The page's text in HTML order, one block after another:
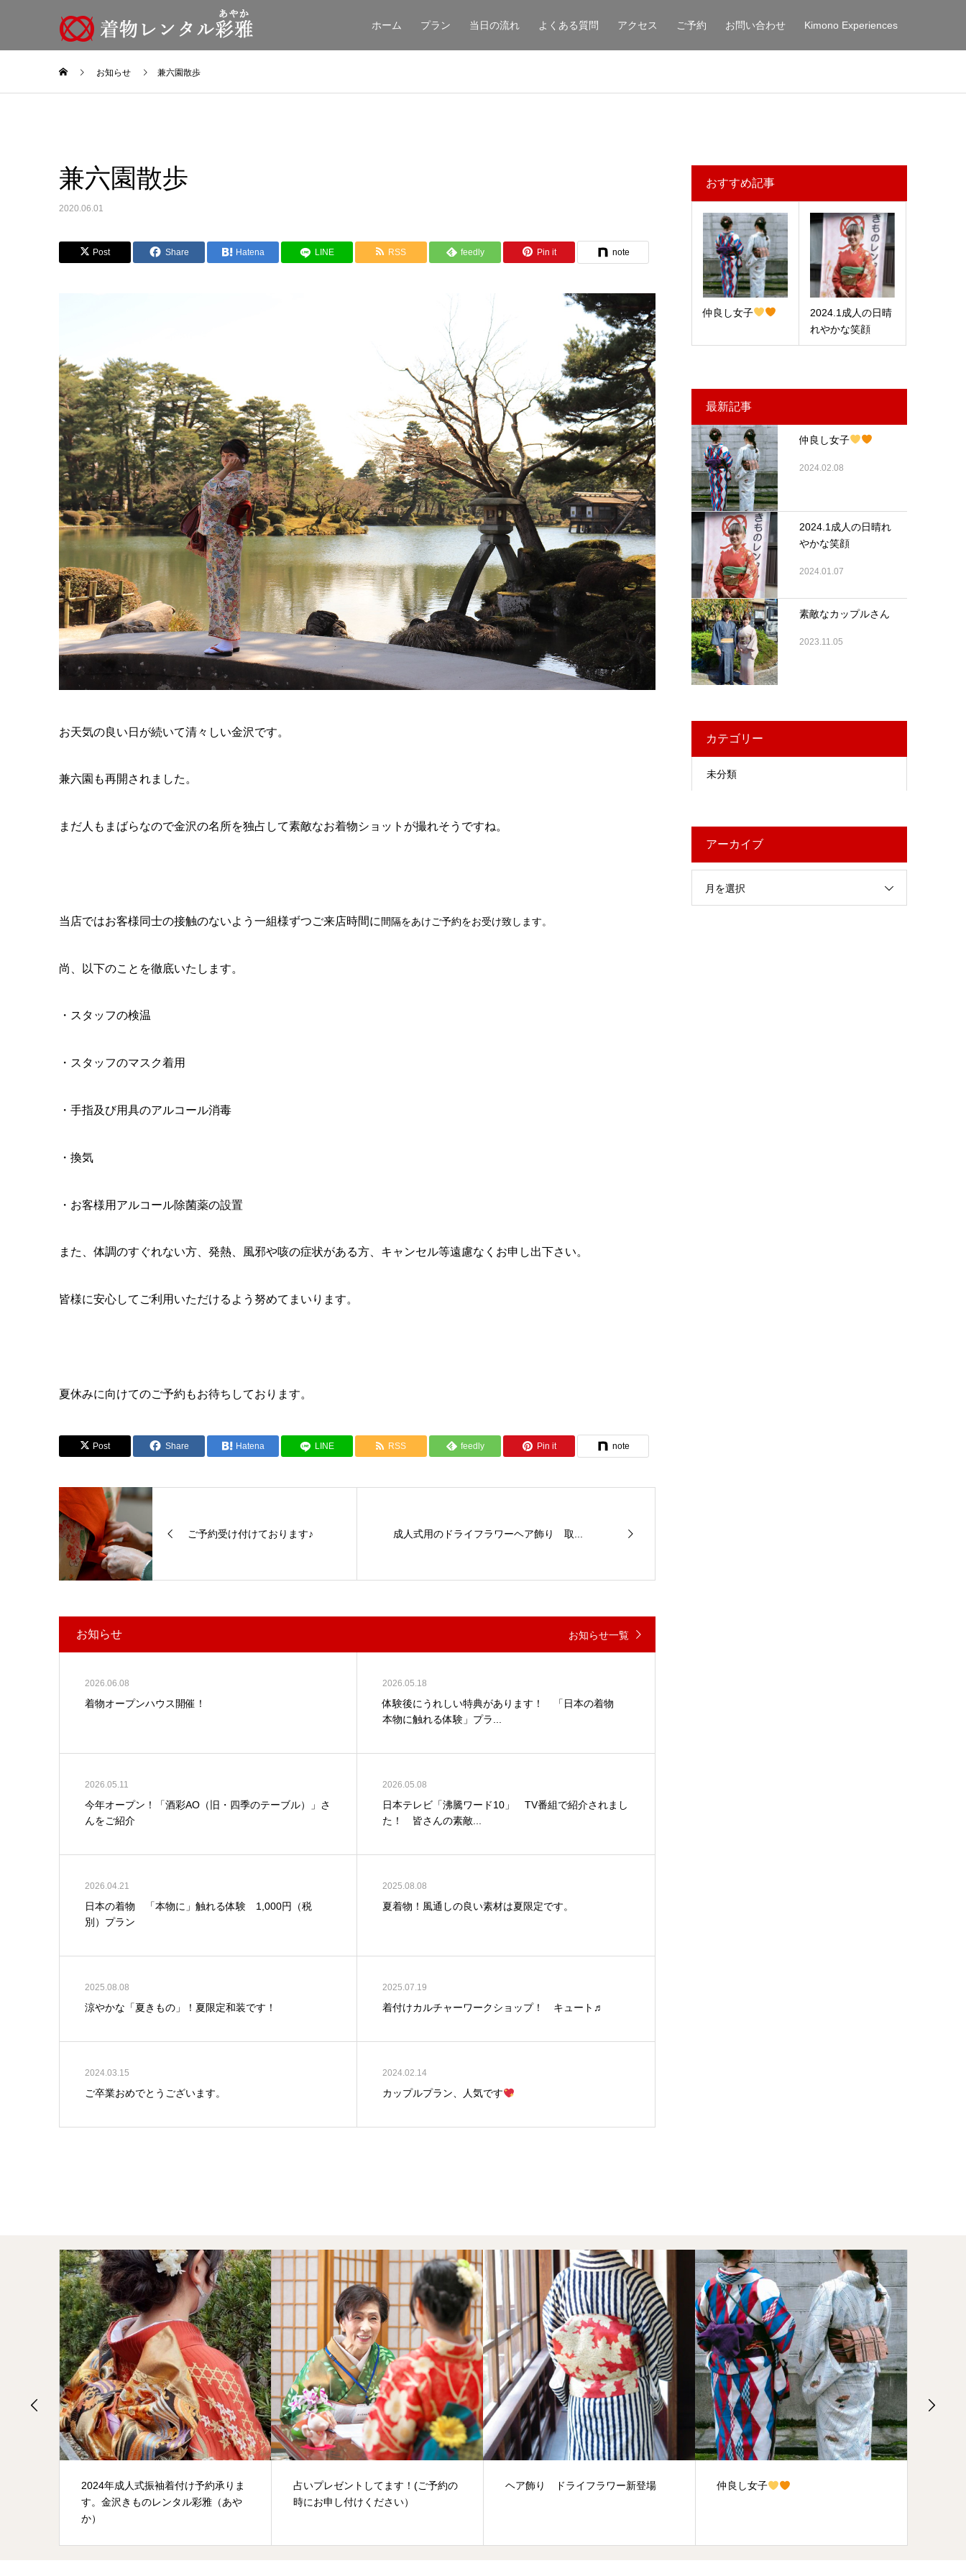
ホーム プラン 当日の流れ よくある質問 アクセス ご予約 お問い合わせ Kimono Experiences
お知らせ 兼六園散歩
兼六園散歩
2020.06.01
Post Share Hatena LINE RSS feedly Pin it note
お天気の良い日が続いて清々しい金沢です。
兼六園も再開されました。
まだ人もまばらなので金沢の名所を独占して素敵なお着物ショットが撮れそうですね。
当店ではお客様同士の接触のないよう一組様ずつご来店時間に間隔をあけご予約をお受け致します。
尚、以下のことを徹底いたします。
・スタッフの検温
・スタッフのマスク着用
・手指及び用具のアルコール消毒
・換気
・お客様用アルコール除菌薬の設置
また、体調のすぐれない方、発熱、風邪や咳の症状がある方、キャンセル等遠慮なくお申し出下さい。
皆様に安心してご利用いただけるよう努めてまいります。
夏休みに向けてのご予約もお待ちしております。
Post Share Hatena LINE RSS feedly Pin it note
ご予約受け付けております♪ 成人式用のドライフラワーヘア飾り 取...
お知らせ お知らせ一覧
2026.06.08
着物オープンハウス開催！
2026.05.18
体験後にうれしい特典があります！ 「日本の着物
本物に触れる体験」プラ...
2026.05.11
今年オープン！「酒彩AO（旧・四季のテーブル）」さ
んをご紹介
2026.05.08
日本テレビ「沸騰ワード10」 TV番組で紹介されまし
た！ 皆さんの素敵...
2026.04.21
日本の着物 「本物に」触れる体験 1,000円（税
別）プラン
2025.08.08
夏着物！風通しの良い素材は夏限定です。
2025.08.08
涼やかな「夏きもの」！夏限定和装です！
2025.07.19
着付けカルチャーワークショップ！ キュート♬
2024.03.15
ご卒業おめでとうございます。
2024.02.14
カップルプラン、人気です
おすすめ記事
仲良し女子
2024.1成人の日晴
れやかな笑顔
最新記事
仲良し女子
2024.02.08
2024.1成人の日晴れ
やかな笑顔
2024.01.07
素敵なカップルさん
2023.11.05
カテゴリー
未分類
アーカイブ
月を選択
2024年成人式振袖着付け予約承りま
す。金沢きものレンタル彩雅（あや
か）
占いプレゼントしてます！(ご予約の
時にお申し付けください）
ヘア飾り ドライフラワー新登場 仲良し女子